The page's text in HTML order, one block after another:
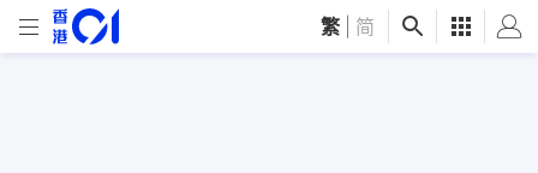
繁 简